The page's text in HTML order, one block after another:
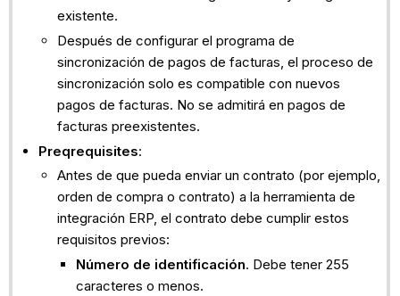
existente.
Después de configurar el programa de
sincronización de pagos de facturas, el proceso de
sincronización solo es compatible con nuevos
pagos de facturas. No se admitirá en pagos de
facturas preexistentes.
Preqrequisites:
Antes de que pueda enviar un contrato (por ejemplo,
orden de compra o contrato) a la herramienta de
integración ERP, el contrato debe cumplir estos
requisitos previos:
Número de identificación. Debe tener 255
caracteres o menos.